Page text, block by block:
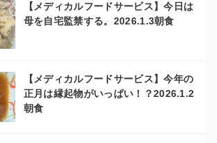
【メディカルフードサービス】今日は
母を自宅監禁する。2026.1.3朝食
【メディカルフードサービス】今年の
正月は縁起物がいっぱい！？2026.1.2
朝食